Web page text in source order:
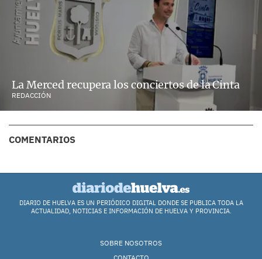
La Merced recupera los conciertos de la Cinta
REDACCIÓN
COMENTARIOS
DIARIO DE HUELVA ES UN PERIÓDICO DIGITAL DONDE SE PUBLICA TODA LA
ACTUALIDAD, NOTICIAS E INFORMACIÓN DE HUELVA Y PROVINCIA.
SOBRE NOSOTROS